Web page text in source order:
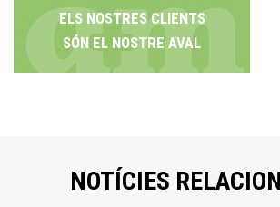
ELS NOSTRES CLIENTS
SÓN EL NOSTRE AVAL
NOTÍCIES